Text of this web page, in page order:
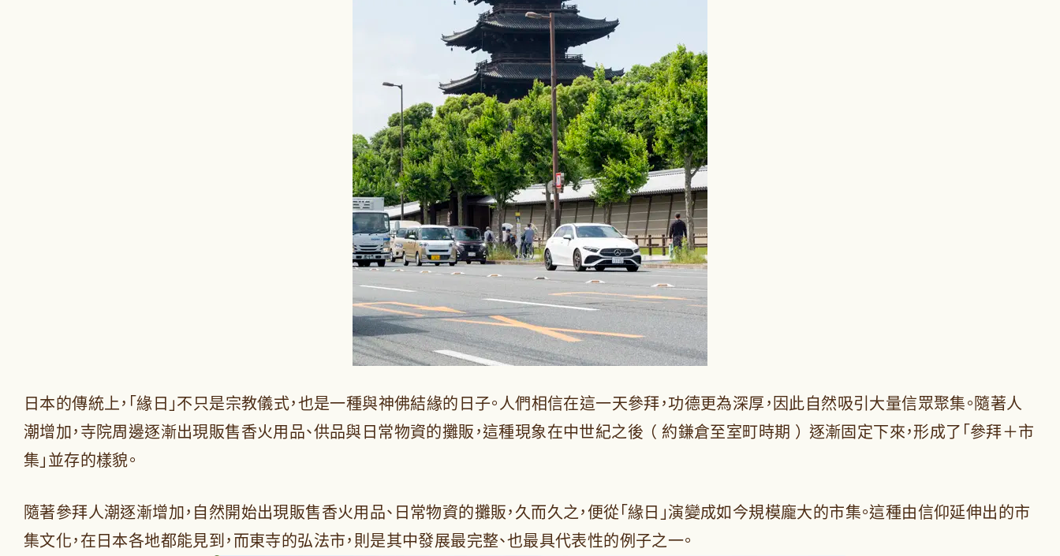
日本的傳統上，「緣日」不只是宗教儀式，也是一種與神佛結緣的日子。人們相信在這一天參拜，功德更為深厚，因此自然吸引大量信眾聚集。隨著人
潮增加，寺院周邊逐漸出現販售香火用品、供品與日常物資的攤販，這種現象在中世紀之後 （ 約鎌倉至室町時期 ） 逐漸固定下來，形成了「參拜＋市
集」並存的樣貌。
隨著參拜人潮逐漸增加，自然開始出現販售香火用品、日常物資的攤販，久而久之，便從「緣日」演變成如今規模龐大的市集。這種由信仰延伸出的市
集文化，在日本各地都能見到，而東寺的弘法市，則是其中發展最完整、也最具代表性的例子之一。